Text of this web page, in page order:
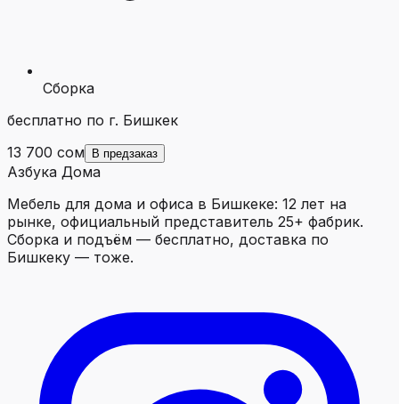
Сборка
бесплатно по г. Бишкек
13 700 сом
В предзаказ
Азбука Дома
Мебель для дома и офиса в Бишкеке: 12 лет на
рынке, официальный представитель 25+ фабрик.
Сборка и подъём — бесплатно, доставка по
Бишкеку — тоже.